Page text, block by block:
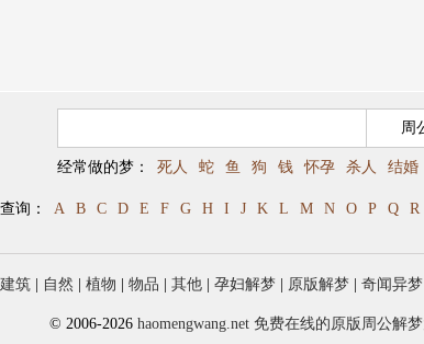
经常做的梦： 死人 蛇 鱼 狗 钱 怀孕 杀人 结婚
询： A B C D E F G H I J K L M N O P Q R
建筑 自然 植物 物品 其他 孕妇解梦 原版解梦 奇闻异梦
© 2006-2026 haomengwang.net 免费在线的原版周公解